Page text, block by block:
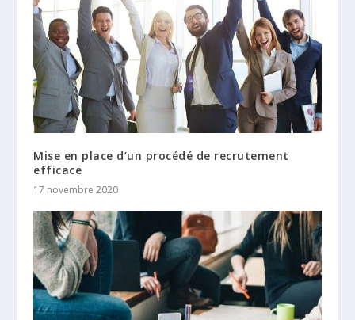
Mise en place d’un procédé de recrutement
efficace
17 novembre 2020